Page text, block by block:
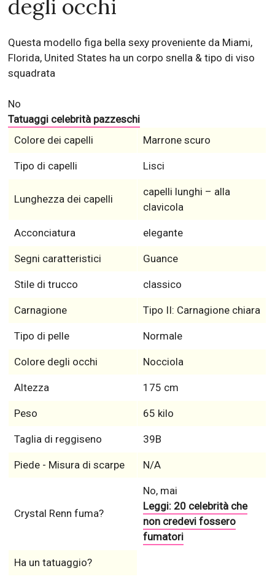
degli occhi
Questa modello figa bella sexy proveniente da Miami,
Florida, United States ha un corpo snella & tipo di viso
squadrata
No
Tatuaggi celebrità pazzeschi
Colore dei capelli
Marrone scuro
Tipo di capelli Lisci
Lunghezza dei capelli
capelli lunghi – alla
clavicola
Acconciatura elegante
Segni caratteristici Guance
Stile di trucco classico
Carnagione Tipo II: Carnagione chiara
Tipo di pelle Normale
Colore degli occhi Nocciola
Altezza 175 cm
Peso 65 kilo
Taglia di reggiseno 39B
Piede - Misura di scarpe N/A
Crystal Renn fuma?
No, mai
Leggi: 20 celebrità che
non credevi fossero
fumatori
Ha un tatuaggio?